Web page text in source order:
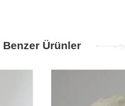
Benzer Ürünler